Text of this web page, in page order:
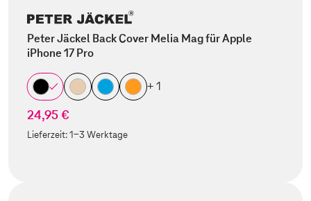
Peter Jäckel Back Cover Melia Mag für Apple
iPhone 17 Pro
+ 1
24,95 €
Lieferzeit:1-3 Werktage